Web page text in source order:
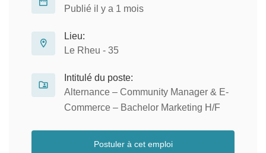
Publié il y a 1 mois
Lieu:
Le Rheu - 35
Intitulé du poste:
Alternance – Community Manager & E-
Commerce – Bachelor Marketing H/F
Postuler à cet emploi